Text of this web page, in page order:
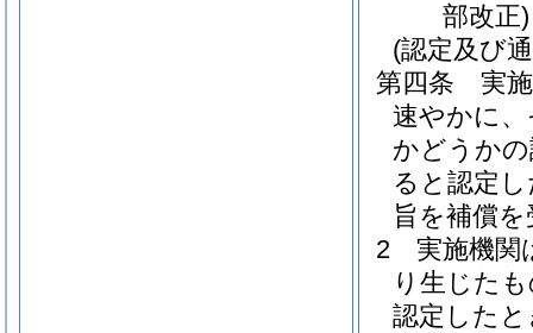
部改正)
(認定及び
第四条
実
速やかに
かどうか
ると認定
旨を補償
2
実施機関
り生じた
認定した